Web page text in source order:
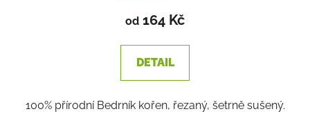
produktu
je
3,5
z
hvězdiček.
od 164 Kč
DETAIL
100% přírodní Bedrník kořen, řezaný, šetrně sušený.